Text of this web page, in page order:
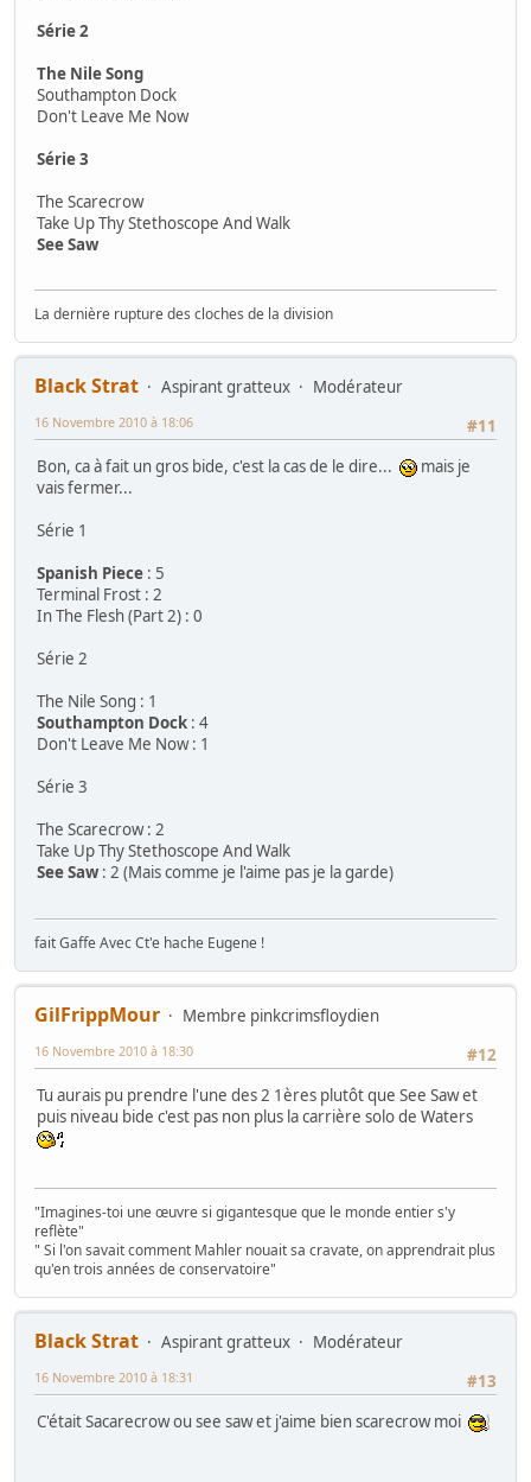
Série 2
The Nile Song
Southampton Dock
Don't Leave Me Now
Série 3
The Scarecrow
Take Up Thy Stethoscope And Walk
See Saw
La dernière rupture des cloches de la division
Black Strat Aspirant gratteux
Modérateur
#11
16 Novembre 2010 à 18:06
Bon, ca à fait un gros bide, c'est la cas de le dire...
mais je
vais fermer...
Série 1
Spanish Piece : 5
Terminal Frost : 2
In The Flesh (Part 2) : 0
Série 2
The Nile Song : 1
Southampton Dock : 4
Don't Leave Me Now : 1
Série 3
The Scarecrow : 2
Take Up Thy Stethoscope And Walk
See Saw: 2 (Mais comme je l'aime pas je la garde)
fait Gaffe Avec Ct'e hache Eugene !
GilFrippMour
Membre pinkcrimsfloydien
#12
16 Novembre 2010 à 18:30
Tu aurais pu prendre l'une des 2 1ères plutôt que See Saw et
puis niveau bide c'est pas non plus la carrière solo de Waters
"Imagines-toi une œuvre si gigantesque que le monde entier s'y
reflète"
" Si l'on savait comment Mahler nouait sa cravate, on apprendrait plus
qu'en trois années de conservatoire"
Black Strat Aspirant gratteux
Modérateur
#13
16 Novembre 2010 à 18:31
C'était Sacarecrow ou see saw et j'aime bien scarecrow moi